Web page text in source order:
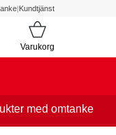
|Kundtjänst
Varukorg
med omtanke